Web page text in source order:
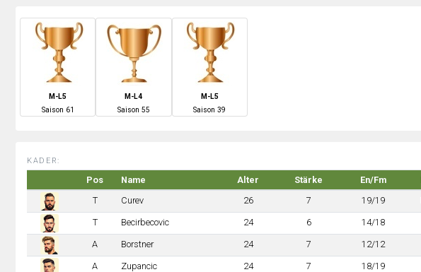
M-L5
Saison 61
M-L4
Saison 55
M-L5
Saison39
KADER:
Pos Name Alter Stärke En/Fm
T
Curev 26 7 19/19
T Becirbecovic 24 6 14/18
A Borstner 24 7 12/12
A Zupancic 24 7 18/19